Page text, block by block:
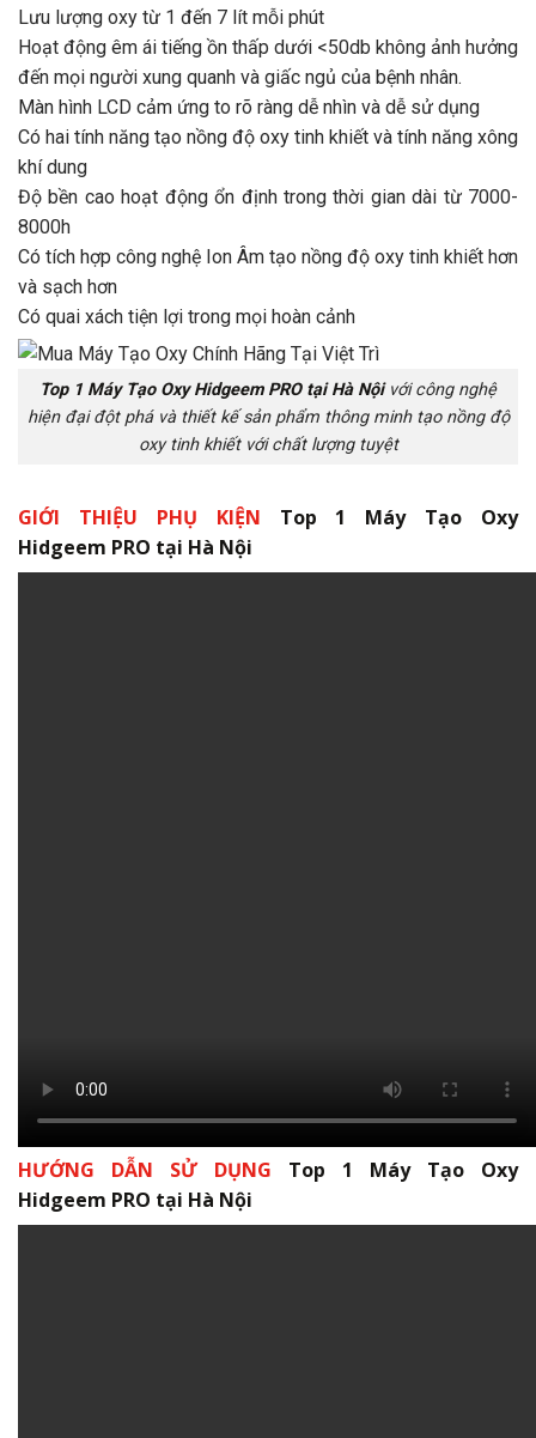
Lưu lượng oxy từ 1 đến 7 lít mỗi phút
Hoạt động êm ái tiếng ồn thấp dưới <50db không ảnh hưởng
đến mọi người xung quanh và giấc ngủ của bệnh nhân.
Màn hình LCD cảm ứng to rõ ràng dễ nhìn và dễ sử dụng
Có hai tính năng tạo nồng độ oxy tinh khiết và tính năng xông
khí dung
Độ bền cao hoạt động ổn định trong thời gian dài từ 7000-
8000h
Có tích hợp công nghệ Ion Âm tạo nồng độ oxy tinh khiết hơn
và sạch hơn
Có quai xách tiện lợi trong mọi hoàn cảnh
Top 1 Máy Tạo Oxy Hidgeem PRO tại Hà Nội với công nghệ
hiện đại đột phá và thiết kế sản phẩm thông minh tạo nồng độ
oxy tinh khiết với chất lượng tuyệt
GIỚI THIỆU PHỤ KIỆN Top 1 Máy Tạo Oxy
Hidgeem PRO tại Hà Nội
HƯỚNG DẪN SỬ DỤNG Top 1 Máy Tạo Oxy
Hidgeem PRO tại Hà Nội